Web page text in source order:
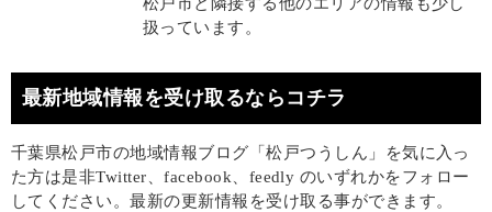
扱っています。
最新地域情報を受け取るならコチラ
千葉県松戸市の地域情報ブログ「松戸つうしん」を気に入っ
た方は是非Twitter、facebook、feedly のいずれかをフォロー
してください。最新の更新情報を受け取る事ができます。